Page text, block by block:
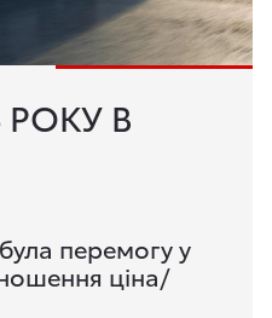
В
перемогу у
ціна/